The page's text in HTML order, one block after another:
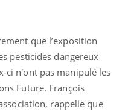
que l’exposition
pesticides dangereux
ci n'ont pas manipulé les
Future. François
rappelle que